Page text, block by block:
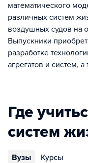
математического
различных систем
воздушных судов на
Выпускники
разработке
агрегатов и систем,
Где
систем
Вузы Курсы